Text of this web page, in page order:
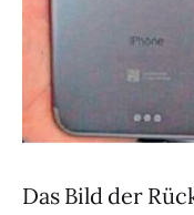
Das Bild der